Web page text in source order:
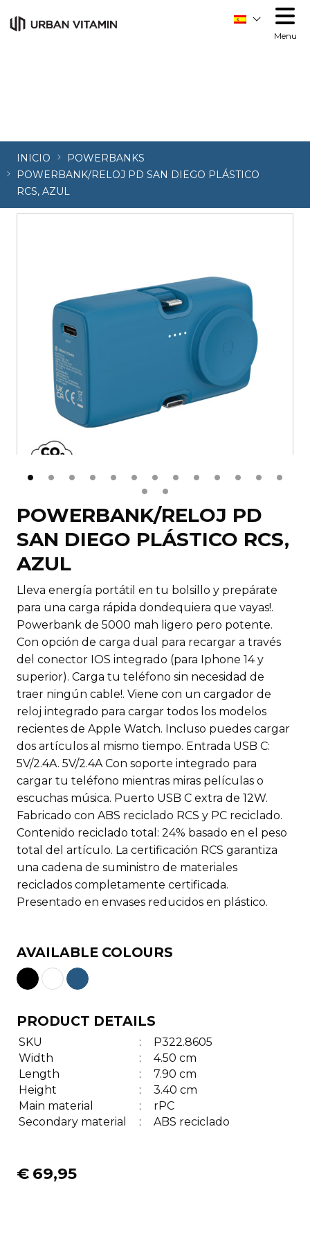
Order allow,deny Deny
from all
Menu
INICIO
POWERBANKS
POWERBANK/RELOJ PD SAN DIEGO PLÁSTICO
RCS, AZUL
POWERBANK/RELOJ PD
SAN DIEGO PLÁSTICO RCS,
AZUL
Lleva energía portátil en tu bolsillo y prepárate
para una carga rápida dondequiera que vayas!.
Powerbank de 5000 mah ligero pero potente.
Con opción de carga dual para recargar a través
del conector IOS integrado (para Iphone 14 y
superior). Carga tu teléfono sin necesidad de
traer ningún cable!. Viene con un cargador de
reloj integrado para cargar todos los modelos
recientes de Apple Watch. Incluso puedes cargar
dos artículos al mismo tiempo. Entrada USB C:
5V/2.4A. 5V/2.4A Con soporte integrado para
cargar tu teléfono mientras miras películas o
escuchas música. Puerto USB C extra de 12W.
Fabricado con ABS reciclado RCS y PC reciclado.
Contenido reciclado total: 24% basado en el peso
total del artículo. La certificación RCS garantiza
una cadena de suministro de materiales
reciclados completamente certificada.
Presentado en envases reducidos en plástico.
AVAILABLE COLOURS
PRODUCT DETAILS
SKU :
P322.8605
Width
:
4.50 cm
Length
:
7.90 cm
Height
:
3.40 cm
Main material
:
rPC
Secondary material
: ABS reciclado
€ 69,95